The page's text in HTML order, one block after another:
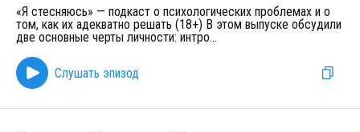
«Я стесняюсь» — подкаст о психологических проблемах и о
том, как их адекватно решать (18+) В этом выпуске обсудили
две основные черты личности: интро...
Слушать эпизод